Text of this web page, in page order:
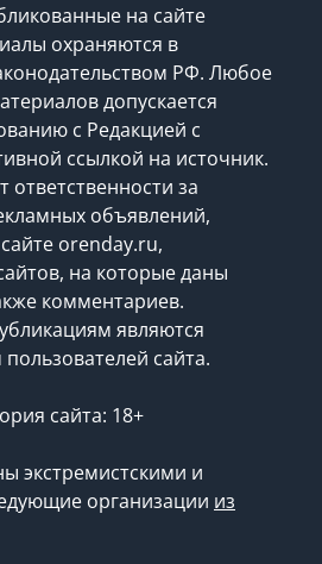
на сайте
охраняются в
РФ. Любое
допускается
с Редакцией с
ссылкой на источник.
ответственности за
объявлений,
orenday.ru,
на которые даны
комментариев.
являются
сайта.
сайта: 18+
экстремистскими и
организации из